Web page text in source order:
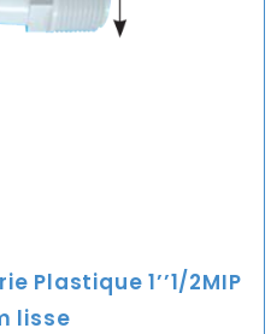
Plastique 1’’1/2MIP
lisse